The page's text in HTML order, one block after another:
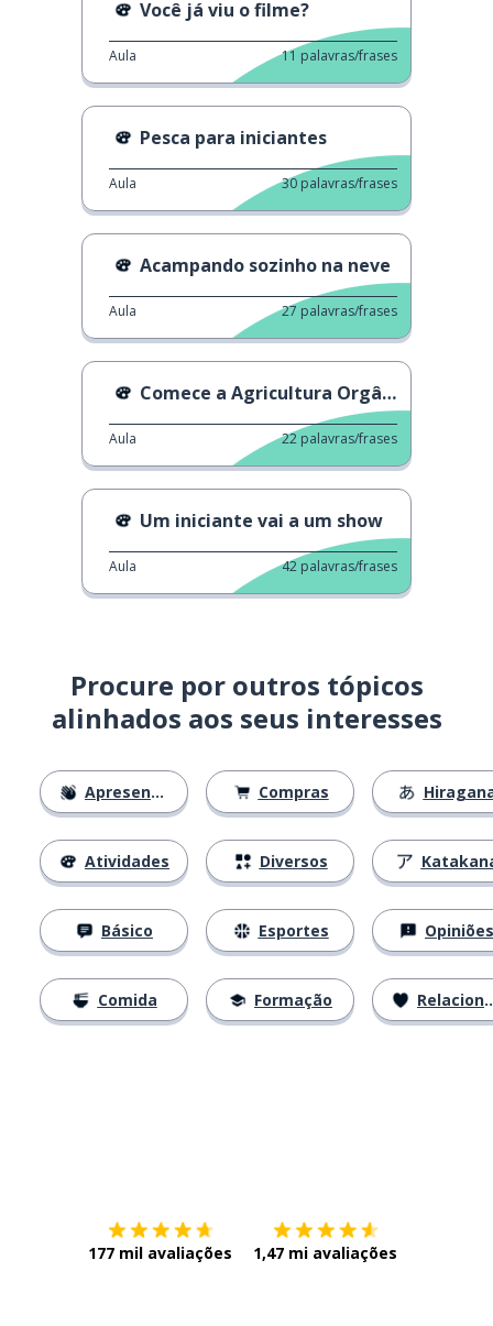
Você já viu o filme?
Aula 11 palavras/frases
Pesca para iniciantes
Aula 30 palavras/frases
Acampando sozinho na neve
Aula 27 palavras/frases
Comece a Agricultura Orgânica em Casa
Aula 22 palavras/frases
Um iniciante vai a um show
Aula 42 palavras/frases
Procure por outros tópicos
alinhados aos seus interesses
Apresentações
Atividades
Básico
Comida
Compras
Diversos
Esportes
Formação
Opiniões
Relacionamentos
177 mil avaliações 1,47 mi avaliações